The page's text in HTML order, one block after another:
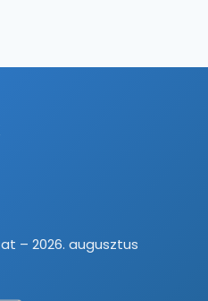
– 2026. augusztus